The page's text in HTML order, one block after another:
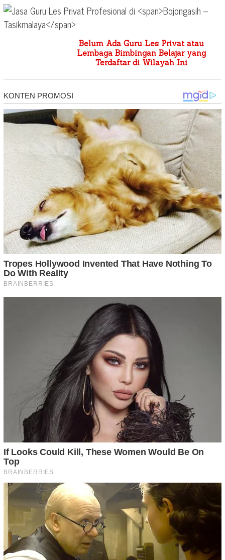
Belum Ada Guru Les Privat atau
Lembaga Bimbingan Belajar yang
Terdaftar di Wilayah Ini